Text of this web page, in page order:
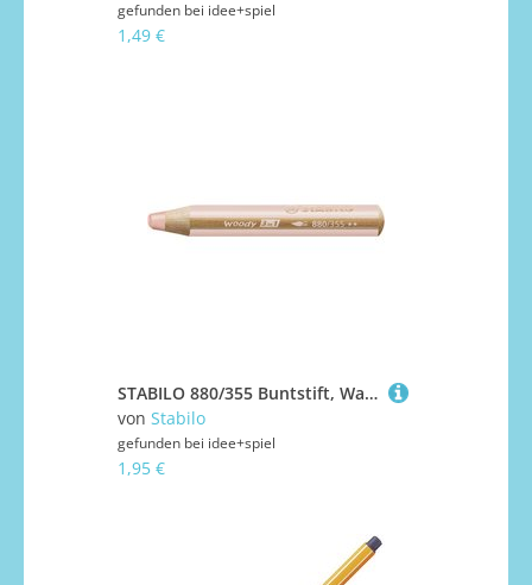
gefunden bei idee+spiel
1,49 €
STABILO 880/355 Buntstift, Wasserfarbe & Wachsmalkreide - STABILO woody 3 in 1 - Einzelstift - apricot
von Stabilo
gefunden bei idee+spiel
1,95 €